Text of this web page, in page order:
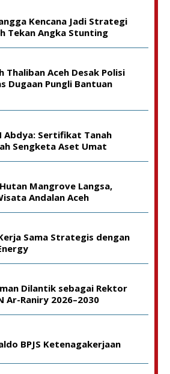
Kencana Jadi Strategi
Tekan Angka Stunting
Thaliban Aceh Desak Polisi
Dugaan Pungli Bantuan
Abdya: Sertifikat Tanah
Sengketa Aset Umat
Mangrove Langsa,
Andalan Aceh
Sama Strategis dengan
Dilantik sebagai Rektor
Ar-Raniry 2026–2030
BPJS Ketenagakerjaan